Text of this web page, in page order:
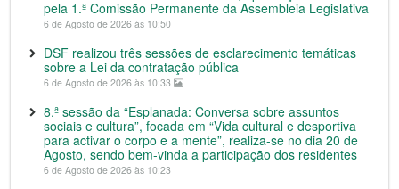
pela 1.ª Comissão Permanente da Assembleia Legislativa
6 de Agosto de 2026 às 10:50
DSF realizou três sessões de esclarecimento temáticas
sobre a Lei da contratação pública
6 de Agosto de 2026 às 10:33
8.ª sessão da “Esplanada: Conversa sobre assuntos
sociais e cultura”, focada em “Vida cultural e desportiva
para activar o corpo e a mente”, realiza-se no dia 20 de
Agosto, sendo bem-vinda a participação dos residentes
6 de Agosto de 2026 às 10:23